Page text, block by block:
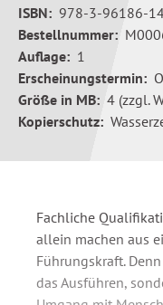
ISBN: 978-3-96186-
Bestellnummer:
Auflage: 1
Erscheinungstermin:
Größe in MB: 4 (zzgl.
Kopierschutz:
Fachliche
allein machen aus
Führungskraft.
das Ausführen,